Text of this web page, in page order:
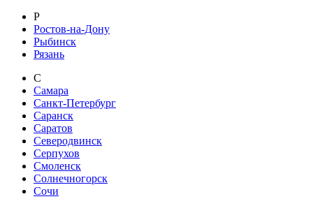
Р
Ростов-на-Дону
Рыбинск
Рязань
С
Самара
Санкт-Петербург
Саранск
Саратов
Северодвинск
Серпухов
Смоленск
Солнечногорск
Сочи